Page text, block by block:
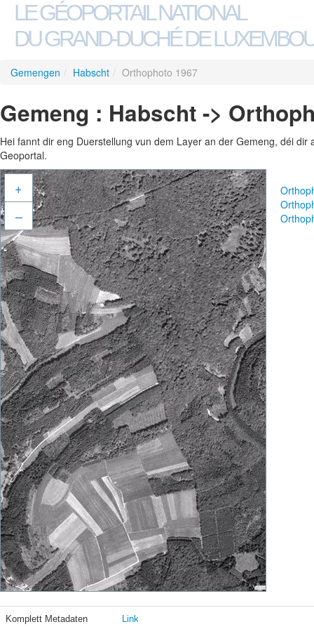
LE GÉOPORTAIL NATIONAL
DU GRAND-DUCHÉ DE
Gemengen / Habscht / Orthophoto 1967
Gemeng : Habscht ->
Hei fannt dir eng Duerstellung vun dem Layer an der Gemeng, déi
Geoportal.
+
–
Komplett Metadaten Link